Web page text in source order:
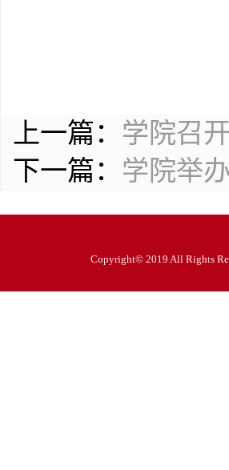
上一篇： 学院召
下一篇： 学院举
Copyright© 2019 All Rights